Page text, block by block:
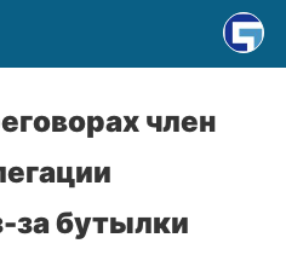
член
за бутылки